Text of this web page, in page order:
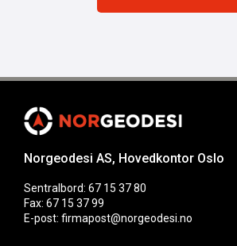
Norgeodesi AS, Hovedkontor Oslo
Sentralbord: 67 15 37 80
Fax: 67 15 37 99
E-post: firmapost@norgeodesi.no